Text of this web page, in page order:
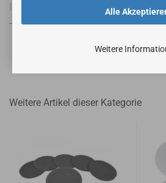
Alle
Weitere
Informationen zur
Weitere Artikel dieser Kategorie